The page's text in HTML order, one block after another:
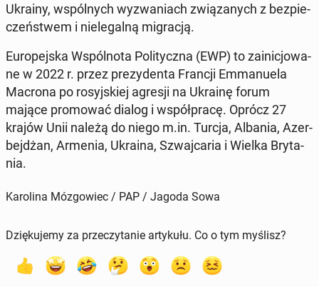
Ukrainy, wspól­nych wy­zwa­niach zwią­za­nych z bez­pie­
czeń­stwem i nie­le­gal­ną mi­gra­cją.
Eu­ro­pej­ska Wspól­no­ta Po­li­tycz­na (EWP) to za­ini­cjo­wa­
ne w 2022 r. przez pre­zy­den­ta Francji Em­ma­nu­ela
Macrona po ro­syj­skiej agresji na Ukrainę forum
mające pro­mo­wać dialog i współ­pra­cę. Oprócz 27
krajów Unii należą do niego m.in. Turcja, Albania, Azer­
bej­dżan, Armenia, Ukraina, Szwaj­ca­ria i Wielka Bry­ta­
nia.
Karolina Mózgowiec / PAP / Jagoda Sowa
Dziękujemy za przeczytanie artykułu. Co o tym myślisz?